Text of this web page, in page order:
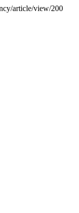
article/view/200